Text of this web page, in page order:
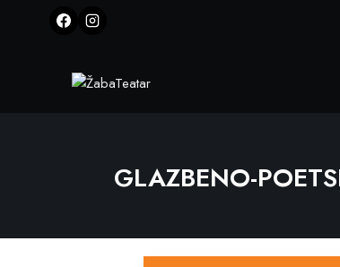
GLAZBENO-